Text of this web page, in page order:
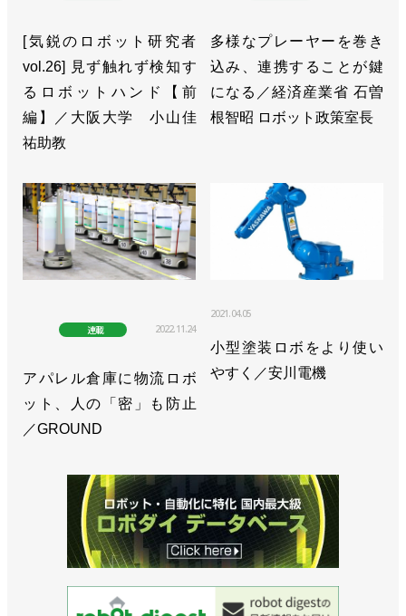
[気鋭のロボット研究者
vol.26] 見ず触れず検知す
るロボットハンド【前
編】／大阪大学 小山佳
祐助教
多様なプレーヤーを巻き
込み、連携することが鍵
になる／経済産業省 石曽
根智昭 ロボット政策室長
連載 2022.11.24
アパレル倉庫に物流ロボ
ット、人の「密」も防止
／GROUND
2021.04.05
小型塗装ロボをより使い
やすく／安川電機